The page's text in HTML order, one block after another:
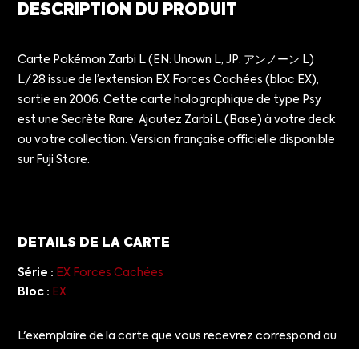
DESCRIPTION DU PRODUIT
Carte Pokémon Zarbi L (EN: Unown L, JP: アンノーン L)
L/28 issue de l’extension EX Forces Cachées (bloc EX),
sortie en 2006. Cette carte holographique de type Psy
est une Secrète Rare. Ajoutez Zarbi L (Base) à votre deck
ou votre collection. Version française officielle disponible
sur Fuji Store.
DETAILS DE LA CARTE
Série : EX Forces Cachées
Bloc : EX
L'exemplaire de la carte que vous recevrez correspond au